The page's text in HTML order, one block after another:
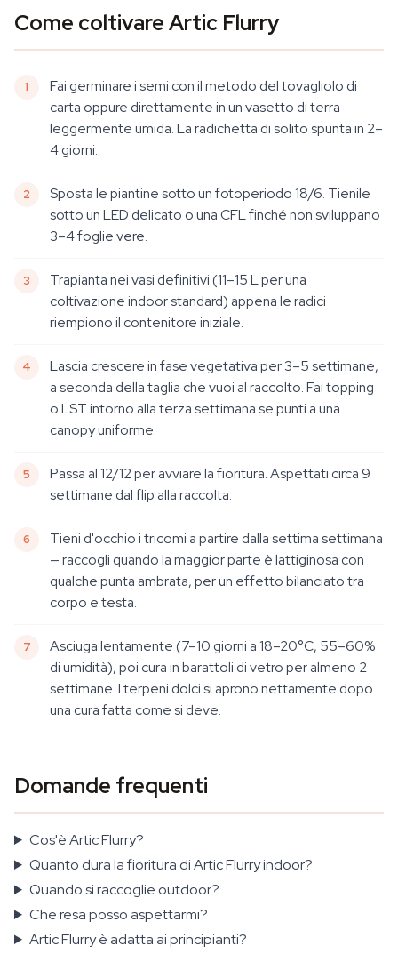
Come coltivare Artic Flurry
Fai germinare i semi con il metodo del tovagliolo di
carta oppure direttamente in un vasetto di terra
leggermente umida. La radichetta di solito spunta in 2–
4 giorni.
Sposta le piantine sotto un fotoperiodo 18/6. Tienile
sotto un LED delicato o una CFL finché non sviluppano
3–4 foglie vere.
Trapianta nei vasi definitivi (11–15 L per una
coltivazione indoor standard) appena le radici
riempiono il contenitore iniziale.
Lascia crescere in fase vegetativa per 3–5 settimane,
a seconda della taglia che vuoi al raccolto. Fai topping
o LST intorno alla terza settimana se punti a una
canopy uniforme.
Passa al 12/12 per avviare la fioritura. Aspettati circa 9
settimane dal flip alla raccolta.
Tieni d'occhio i tricomi a partire dalla settima settimana
— raccogli quando la maggior parte è lattiginosa con
qualche punta ambrata, per un effetto bilanciato tra
corpo e testa.
Asciuga lentamente (7–10 giorni a 18–20°C, 55–60%
di umidità), poi cura in barattoli di vetro per almeno 2
settimane. I terpeni dolci si aprono nettamente dopo
una cura fatta come si deve.
Domande frequenti
Cos'è Artic Flurry?
Quanto dura la fioritura di Artic Flurry indoor?
Quando si raccoglie outdoor?
Che resa posso aspettarmi?
Artic Flurry è adatta ai principianti?